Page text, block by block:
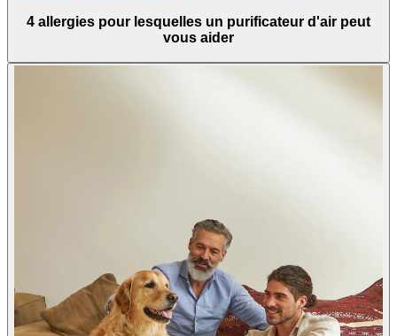
4 allergies pour lesquelles un purificateur d'air peut
vous aider